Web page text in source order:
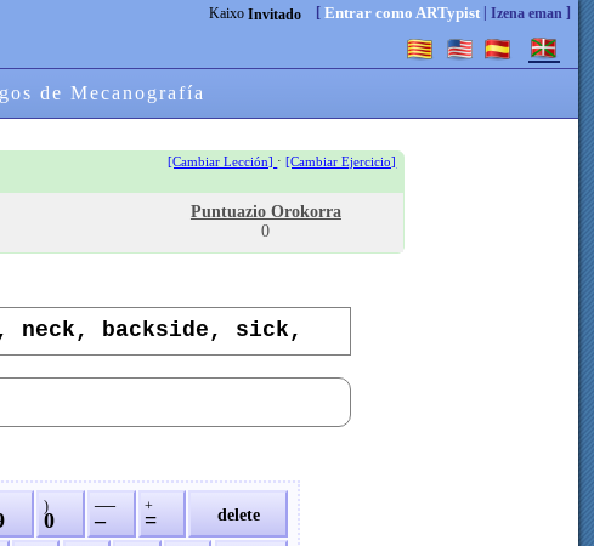
Kaixo Invitado [ Entrar como ARTypist| Izena eman ]
de Mecanografía
[Cambiar Lección] ·[Cambiar Ejercicio]
Puntuazio Orokorra
0
neck, backside, sick,
)
0
—
–
+
= delete